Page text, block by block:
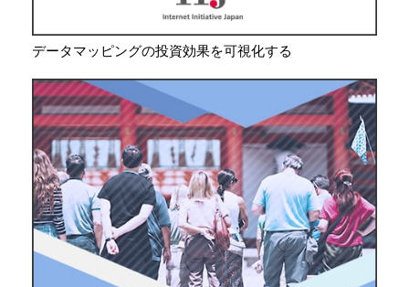
データマッピングの投資効果を可視化する